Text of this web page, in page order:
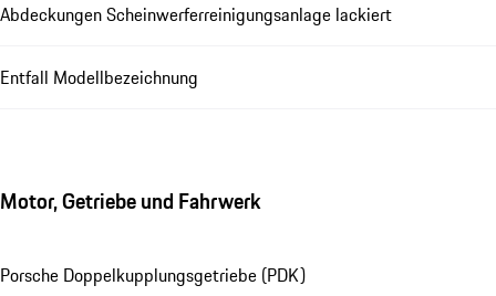
Abdeckungen Scheinwerferreinigungsanlage lackiert
Entfall Modellbezeichnung
Motor, Getriebe und Fahrwerk
Porsche Doppelkupplungsgetriebe (PDK)